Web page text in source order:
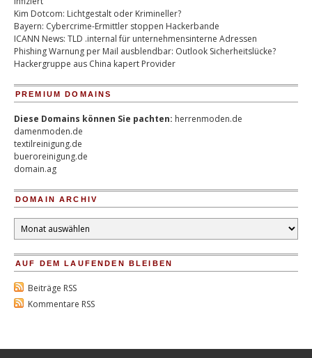
Kim Dotcom: Lichtgestalt oder Krimineller?
Bayern: Cybercrime-Ermittler stoppen Hackerbande
ICANN News: TLD .internal für unternehmensinterne Adressen
Phishing Warnung per Mail ausblendbar: Outlook Sicherheitslücke?
Hackergruppe aus China kapert Provider
PREMIUM DOMAINS
Diese Domains können Sie pachten: herrenmoden.de
damenmoden.de
textilreinigung.de
bueroreinigung.de
domain.ag
DOMAIN ARCHIV
Domain
Archiv
AUF DEM LAUFENDEN BLEIBEN
Beiträge RSS
Kommentare RSS